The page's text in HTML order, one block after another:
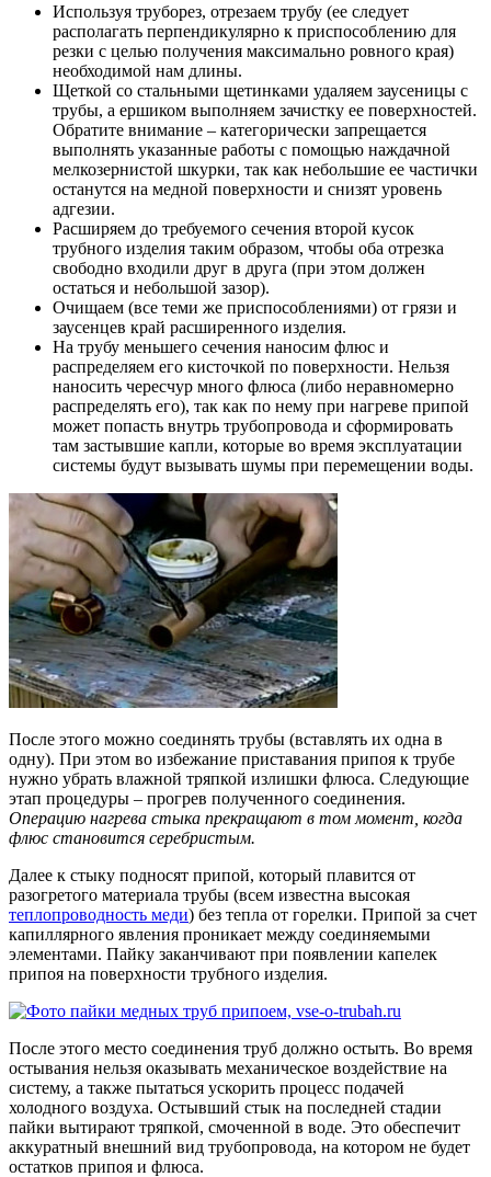
Используя труборез, отрезаем трубу (ее следует
располагать перпендикулярно к приспособлению для
резки с целью получения максимально ровного края)
необходимой нам длины.
Щеткой со стальными щетинками удаляем заусеницы с
трубы, а ершиком выполняем зачистку ее поверхностей.
Обратите внимание – категорически запрещается
выполнять указанные работы с помощью наждачной
мелкозернистой шкурки, так как небольшие ее частички
останутся на медной поверхности и снизят уровень
адгезии.
Расширяем до требуемого сечения второй кусок
трубного изделия таким образом, чтобы оба отрезка
свободно входили друг в друга (при этом должен
остаться и небольшой зазор).
Очищаем (все теми же приспособлениями) от грязи и
заусенцев край расширенного изделия.
На трубу меньшего сечения наносим флюс и
распределяем его кисточкой по поверхности. Нельзя
наносить чересчур много флюса (либо неравномерно
распределять его), так как по нему при нагреве припой
может попасть внутрь трубопровода и сформировать
там застывшие капли, которые во время эксплуатации
системы будут вызывать шумы при перемещении воды.
После этого можно соединять трубы (вставлять их одна в
одну). При этом во избежание приставания припоя к трубе
нужно убрать влажной тряпкой излишки флюса. Следующие
этап процедуры – прогрев полученного соединения.
Операцию нагрева стыка прекращают в том момент, когда
флюс становится серебристым.
Далее к стыку подносят припой, который плавится от
разогретого материала трубы (всем известна высокая
теплопроводность меди) без тепла от горелки. Припой за счет
капиллярного явления проникает между соединяемыми
элементами. Пайку заканчивают при появлении капелек
припоя на поверхности трубного изделия.
После этого место соединения труб должно остыть. Во время
остывания нельзя оказывать механическое воздействие на
систему, а также пытаться ускорить процесс подачей
холодного воздуха. Остывший стык на последней стадии
пайки вытирают тряпкой, смоченной в воде. Это обеспечит
аккуратный внешний вид трубопровода, на котором не будет
остатков припоя и флюса.